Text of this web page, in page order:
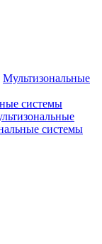
Мультизональные
системы
системы